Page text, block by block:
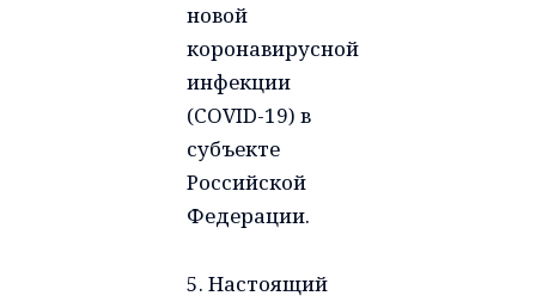
новой
коронавирусной
инфекции
(COVID-19) в
субъекте
Российской
Федерации.
5. Настоящий